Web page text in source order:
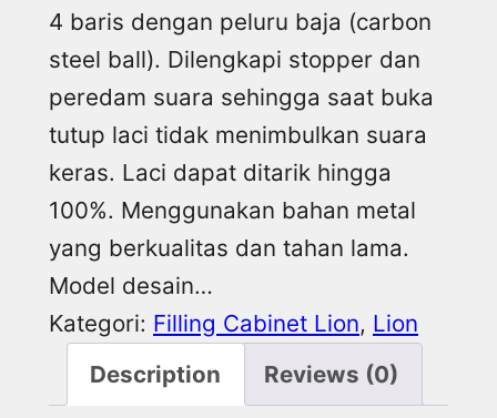
4 baris dengan peluru baja (carbon
steel ball). Dilengkapi stopper dan
peredam suara sehingga saat buka
tutup laci tidak menimbulkan suara
keras. Laci dapat ditarik hingga
100%. Menggunakan bahan metal
yang berkualitas dan tahan lama.
Model desain…
Kategori: Filling Cabinet Lion, Lion
Description
Reviews (0)